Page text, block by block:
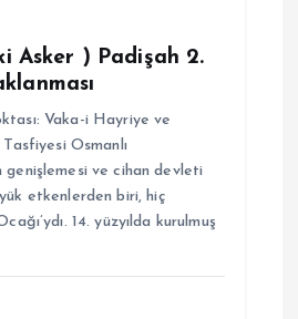
Asker ) Padişah 2.
Vaka-i Hayriye ve
Tasfiyesi Osmanlı
genişlemesi ve cihan devleti
etkenlerden biri, hiç
14. yüzyılda kurulmuş